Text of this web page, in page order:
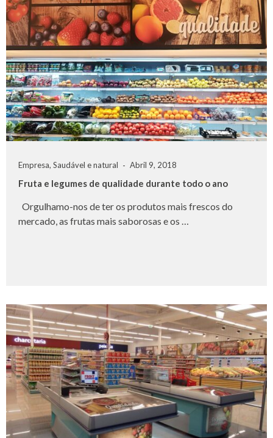
Empresa, Saudável e natural Abril 9, 2018
Fruta e legumes de qualidade durante todo o ano
Orgulhamo-nos de ter os produtos mais frescos do
mercado, as frutas mais saborosas e os …